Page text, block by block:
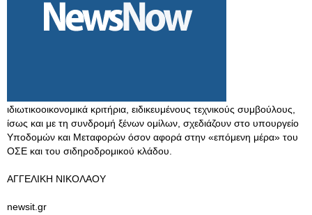
ιδιωτικοοικονομικά κριτήρια, ειδικευμένους τεχνικούς συμβούλους,
ίσως και με τη συνδρομή ξένων ομίλων, σχεδιάζουν στο υπουργείο
Υποδομών και Μεταφορών όσον αφορά στην «επόμενη μέρα» του
ΟΣΕ και του σιδηροδρομικού κλάδου.
ΑΓΓΕΛΙΚΗ ΝΙΚΟΛΑΟΥ
newsit.gr